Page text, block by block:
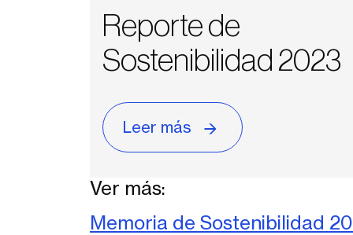
Reporte de
Sostenibilidad 2023
Leer más
Ver más:
Memoria de Sostenibilidad